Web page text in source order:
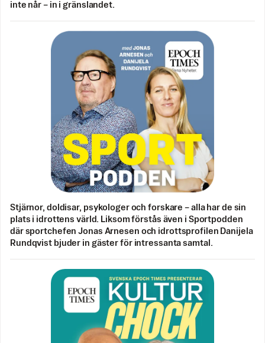
inte når – in i gränslandet.
Stjärnor, doldisar, psykologer och forskare – alla har de sin
plats i idrottens värld. Liksom förstås även i Sportpodden
där sportchefen Jonas Arnesen och idrottsprofilen Danijela
Rundqvist bjuder in gäster för intressanta samtal.